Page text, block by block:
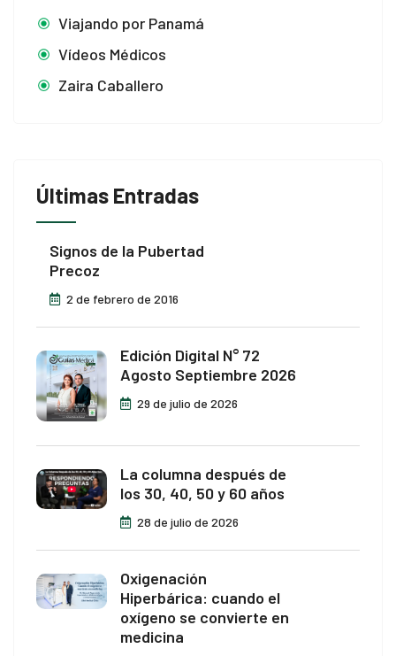
Viajando por Panamá
Vídeos Médicos
Zaira Caballero
Últimas Entradas
Signos de la Pubertad
Precoz
2 de febrero de 2016
Edición Digital N° 72
Agosto Septiembre 2026
29 de julio de 2026
La columna después de
los 30, 40, 50 y 60 años
28 de julio de 2026
Oxigenación
Hiperbárica: cuando el
oxígeno se convierte en
medicina